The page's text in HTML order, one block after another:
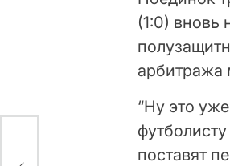
(1:0)
арбитража
“Ну это
поставят